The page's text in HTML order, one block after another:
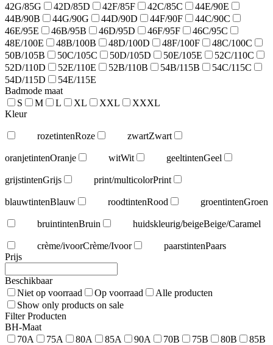
42G/85G
42D/85D 42F/85F 42C/85C
44E/90E
44B/90B
44G/90G 44D/90D 44F/90F
44C/90C
46E/95E
46B/95B 46D/95D 46F/95F
46C/95C
48E/100E
48B/100B 48D/100D 48F/100F
48C/100C
50B/105B
50C/105C 50D/105D 50E/105E
52C/110C
52D/110D
52E/110E 52B/110B 54B/115B
54C/115C
54D/115D
54E/115E
Badmode maat
S
M L XL XXL
XXXL
Kleur
rozetintenRoze zwartZwart
oranjetintenOranje witWit geeltintenGeel
grijstintenGrijs print/multicolorPrint
blauwtintenBlauw roodtintenRood groentintenGroen
bruintintenBruin huidskleurig/beigeBeige/Caramel
crème/ivoorCrème/Ivoor paarstintenPaars
Prijs
Beschikbaar
Niet op voorraad
Op voorraad
Alle producten
Show only products on sale
Filter Producten
BH-Maat
70A
75A 80A 85A 90A 70B 75B 80B
85B